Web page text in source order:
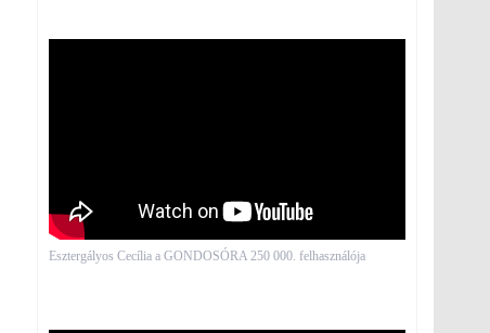
Esztergályos Cecília a GONDOSÓRA 250 000. felhasználója